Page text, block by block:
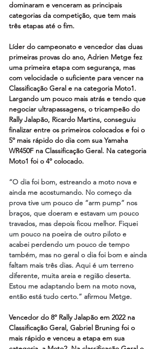
dominaram e venceram as principais
categorias da competição, que tem mais
três etapas até o fim.
Líder do campeonato e vencedor das duas
primeiras provas do ano, Adrien Metge fez
uma primeira etapa com segurança, mas
com velocidade o suficiente para vencer na
Classificação Geral e na categoria Moto1.
Largando um pouco mais atrás e tendo que
negociar ultrapassagens, o tricampeão do
Rally Jalapão, Ricardo Martins, conseguiu
finalizar entre os primeiros colocados e foi o
5º mais rápido do dia com sua Yamaha
WR450F na Classificação Geral. Na categoria
Moto1 foi o 4º colocado.
“O dia foi bom, estreando a moto nova e
ainda me acostumando. No começo da
prova tive um pouco de “arm pump” nos
braços, que doeram e estavam um pouco
travados, mas depois ficou melhor. Fiquei
um pouco na poeira de outro piloto e
acabei perdendo um pouco de tempo
também, mas no geral o dia foi bom e ainda
faltam mais três dias. Aqui é um terreno
diferente, muita areia e região deserta.
Estou me adaptando bem na moto nova,
então está tudo certo.” afirmou Metge.
Vencedor do 8º Rally Jalapão em 2022 na
Classificação Geral, Gabriel Bruning foi o
mais rápido e venceu a etapa em sua